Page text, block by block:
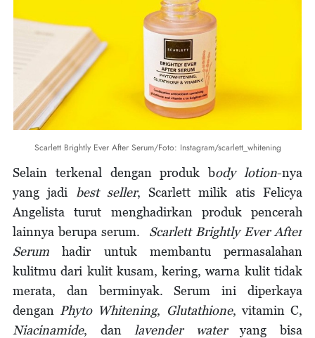
Scarlett Brightly Ever After Serum/Foto: Instagram/scarlett_whitening
Selain terkenal dengan produk body lotion-nya
yang jadi best seller, Scarlett milik atis Felicya
Angelista turut menghadirkan produk pencerah
lainnya berupa serum. Scarlett Brightly Ever After
Serumhadir untuk membantu permasalahan
kulitmu dari kulit kusam, kering, warna kulit tidak
merata, dan berminyak. Serum ini diperkaya
dengan Phyto Whitening, Glutathione, vitamin C,
Niacinamide, dan lavender wateryang bisa